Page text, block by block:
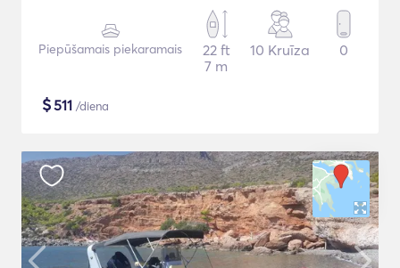
Piepūšamais piekaramais
22 ft
7 m
10 Kruīza 0
$511 /diena